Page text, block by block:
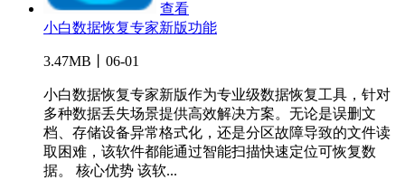
查看
小白数据恢复专家新版功能
3.47MB丨06-01
小白数据恢复专家新版作为专业级数据恢复工具，针对
多种数据丢失场景提供高效解决方案。无论是误删文
档、存储设备异常格式化，还是分区故障导致的文件读
取困难，该软件都能通过智能扫描快速定位可恢复数
据。 核心优势 该软...